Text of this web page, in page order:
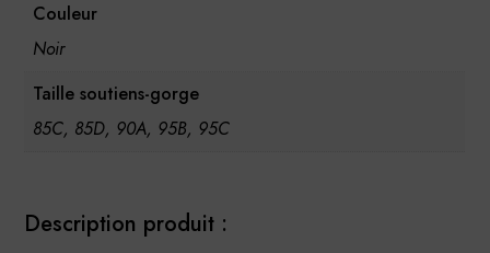
Couleur
Noir
Taille soutiens-gorge
85C, 85D, 90A, 95B, 95C
Description produit :